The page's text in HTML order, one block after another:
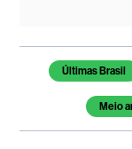
Temas deste
Últimas Brasil
Meio